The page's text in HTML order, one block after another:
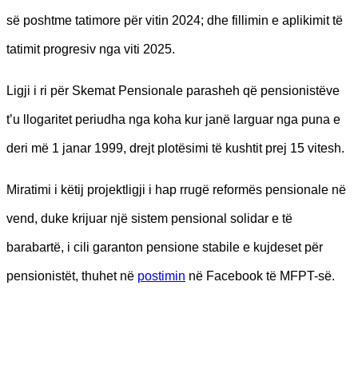
së poshtme tatimore për vitin 2024; dhe fillimin e aplikimit të
tatimit progresiv nga viti 2025.
Ligji i ri për Skemat Pensionale parasheh që pensionistëve
t’u llogaritet periudha nga koha kur janë larguar nga puna e
deri më 1 janar 1999, drejt plotësimi të kushtit prej 15 vitesh.
Miratimi i këtij projektligji i hap rrugë reformës pensionale në
vend, duke krijuar një sistem pensional solidar e të
barabartë, i cili garanton pensione stabile e kujdeset për
pensionistët, thuhet në postimin në Facebook të MFPT-së.